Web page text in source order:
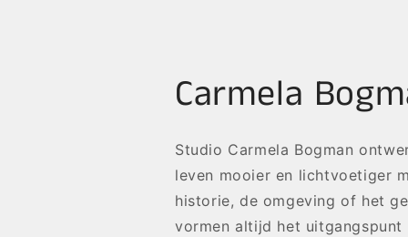
Carmela
Studio Carmela Bogman
leven mooier en lichtvoetiger
historie, de omgeving of het
vormen altijd het